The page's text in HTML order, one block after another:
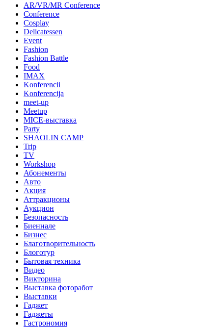
AR/VR/MR Conference
Conference
Cosplay
Delicatessen
Event
Fashion
Fashion Battle
Food
IMAX
Konferencii
Konferencija
meet-up
Meetup
MICE-выставка
Party
SHAOLIN CAMP
Trip
TV
Workshop
Абонементы
Авто
Акция
Аттракционы
Аукцион
Безопасность
Биеннале
Бизнес
Благотворительность
Блоготур
Бытовая техника
Видео
Викторина
Выставка фоторабот
Выставки
Гаджет
Гаджеты
Гастрономия